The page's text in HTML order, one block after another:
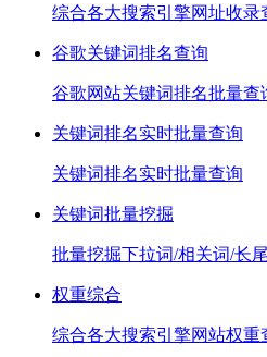
综合各大搜索引擎网址收录
谷歌关键词排名查询
谷歌网站关键词排名批量查
关键词排名实时批量查询
关键词排名实时批量查询
关键词批量挖掘
批量挖掘下拉词/相关词/长
权重综合
综合各大搜索引擎网站权重